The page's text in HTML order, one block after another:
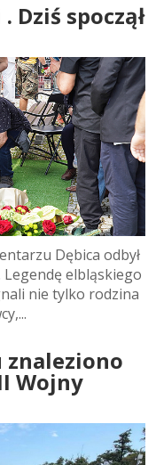
Dziś spoczął
Dębica odbył
elbląskiego
nie tylko rodzina
znaleziono
Wojny